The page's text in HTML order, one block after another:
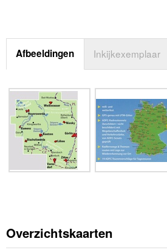
Afbeeldingen Inkijkexemplaar
Overzichtskaarten